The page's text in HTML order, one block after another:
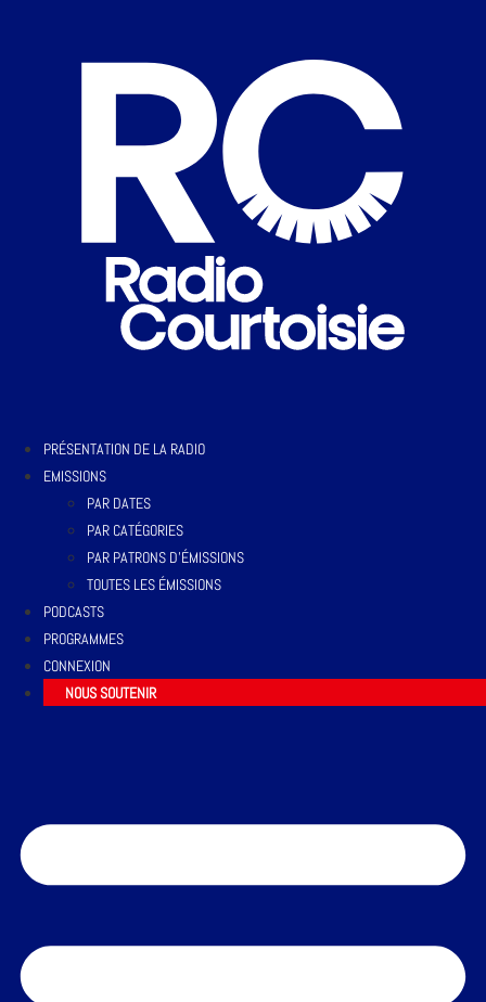
PRÉSENTATION DE LA RADIO
EMISSIONS
PAR DATES
PAR CATÉGORIES
PAR PATRONS D’ÉMISSIONS
TOUTES LES ÉMISSIONS
PODCASTS
PROGRAMMES
CONNEXION
NOUS SOUTENIR